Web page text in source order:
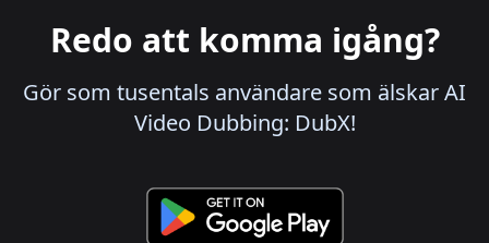
Redo att komma igång?
Gör som tusentals användare som älskar AI
Video Dubbing: DubX!